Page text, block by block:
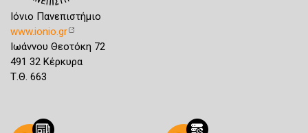
Ιόνιο Πανεπιστήμιο
www.ionio.gr
Ιωάννου Θεοτόκη 72
491 32 Κέρκυρα
Τ.Θ. 663